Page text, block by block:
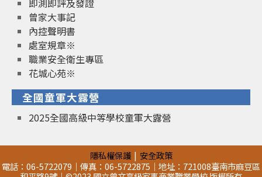
即測即評及發證
曾家大事記
內控聲明書
處室規章※
職業安全衛生專區
花城心苑※
全國童軍大露營
2025全國高級中等學校童軍大露營
隱私權保護
安全政策
電話：06-5722079｜傳真：06-5722875｜地址：721008臺南市麻豆區